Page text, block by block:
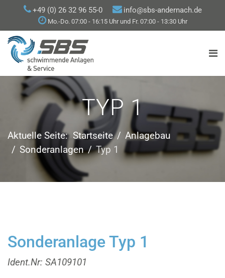
+49 (0) 26 32 96 55-0 info@sbs-andernach.de
Mo.-Do. 07:00 - 16:15 Uhr und Fr. 07:00 - 13:30 Uhr
TYP 1
Aktuelle Seite: Startseite
Anlagebau
Sonderanlagen
Typ 1
Sonderanlage Typ 1
Ident.Nr: SA109101